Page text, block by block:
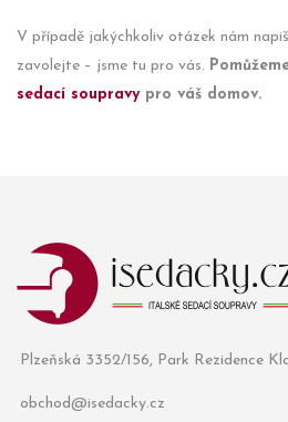
V případě jakýchkoliv otázek nám
zavolejte – jsme tu pro vás.
sedací soupravypro váš domov.
Plzeňská 3352/156, Park Rezidence
obchod@isedacky.cz